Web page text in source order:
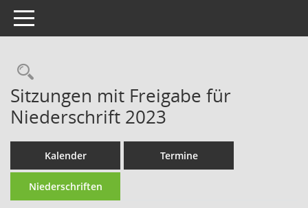
Toggle navigation
Rechercheauswahl
Sitzungen mit Freigabe für
Niederschrift 2023
Kalender Termine
Niederschriften